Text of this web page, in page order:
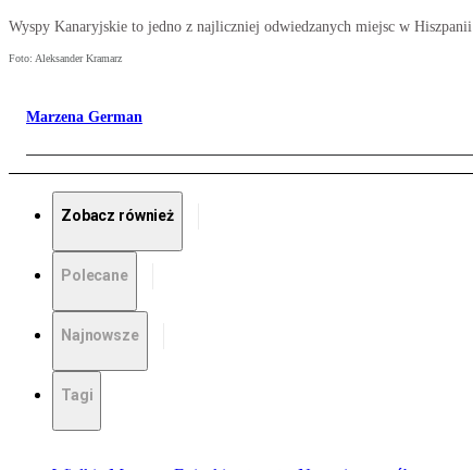
Wyspy Kanaryjskie to jedno z najliczniej odwiedzanych miejsc w Hiszpanii
Foto: Aleksander Kramarz
Marzena German
Zobacz również
Polecane
Najnowsze
Tagi